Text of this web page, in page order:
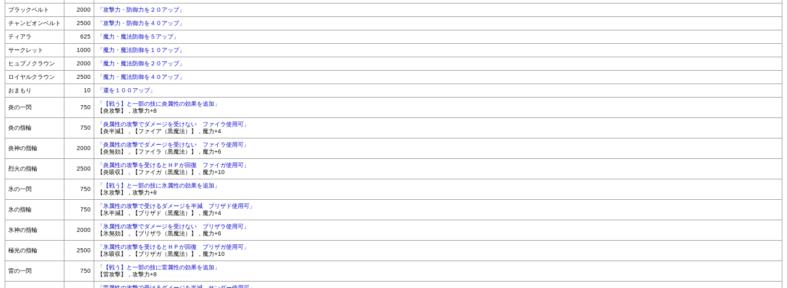
ブラックベルト 2000 「攻撃力・防御力を２０アップ」
チャンピオンベルト 2500 「攻撃力・防御力を４０アップ」
ティアラ 625 「魔力・魔法防御を５アップ」
サークレット 1000 「魔力・魔法防御を１０アップ」
ヒュプノクラウン 2000 「魔力・魔法防御を２０アップ」
ロイヤルクラウン 2500 「魔力・魔法防御を４０アップ」
おまもり 10 「運を１００アップ」
炎の一閃 750
「【戦う】と一部の技に炎属性の効果を追加」
【炎攻撃】，攻撃力+8
炎の指輪 750
「炎属性の攻撃でダメージを受けない ファイラ使用可」
【炎半減】，【ファイア（黒魔法）】，魔力+4
炎神の指輪 2000
「炎属性の攻撃でダメージを受けない ファイラ使用可」
【炎無効】，【ファイラ（黒魔法）】，魔力+6
烈火の指輪 2500
「炎属性の攻撃を受けるとＨＰが回復 ファイガ使用可」
【炎吸収】，【ファイガ（黒魔法）】，魔力+10
氷の一閃 750
「【戦う】と一部の技に氷属性の効果を追加」
【氷攻撃】，攻撃力+8
氷の指輪 750
「氷属性の攻撃で受けるダメージを半減 ブリザド使用可」
【氷半減】，【ブリザド（黒魔法）】，魔力+4
氷神の指輪 2000
「氷属性の攻撃でダメージを受けない ブリザラ使用可」
【氷無効】，【ブリザラ（黒魔法）】，魔力+6
極光の指輪 2500
「氷属性の攻撃を受けるとＨＰが回復 ブリザガ使用可」
【氷吸収】，【ブリザガ（黒魔法）】，魔力+10
雷の一閃 750
「【戦う】と一部の技に雷属性の効果を追加」
【雷攻撃】，攻撃力+8